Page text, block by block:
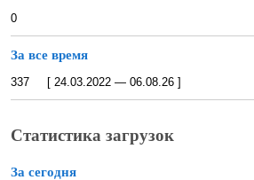
0
За все время
337 [ 24.03.2022 — 06.08.26 ]
Статистика загрузок
За сегодня